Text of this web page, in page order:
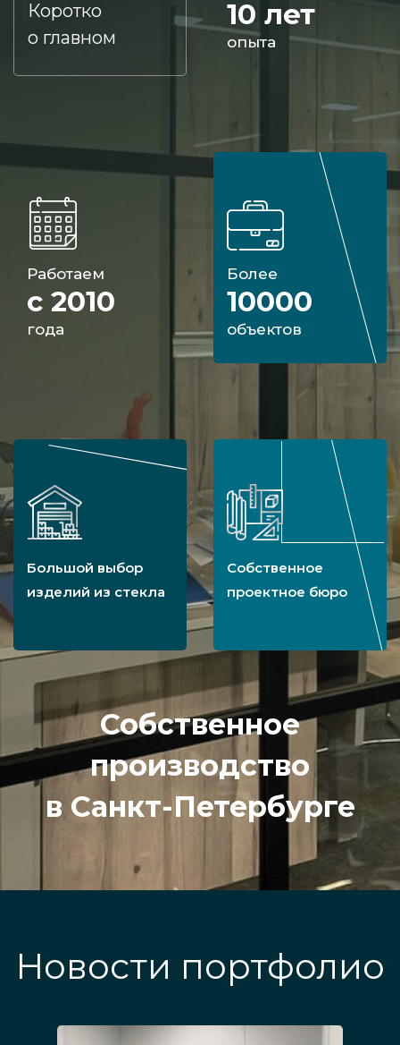
Коротко
о главном
10 лет
опыта
Работаем
с 2010
года
Более
10000
объектов
Большой выбор
изделий из стекла
Собственное
проектное бюро
Собственное
производство
в Санкт-Петербурге
Новости портфолио